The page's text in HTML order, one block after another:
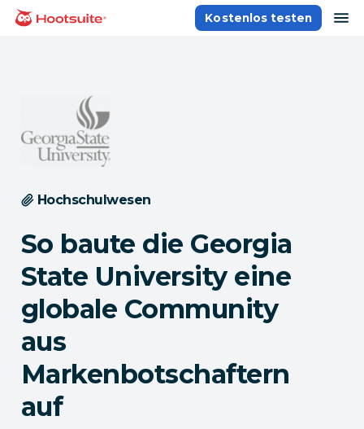
Direkt
zumHomepage
Kostenlos testen
Hochschulwesen
So baute die Georgia
State University eine
globale Community
aus
Markenbotschaftern
auf